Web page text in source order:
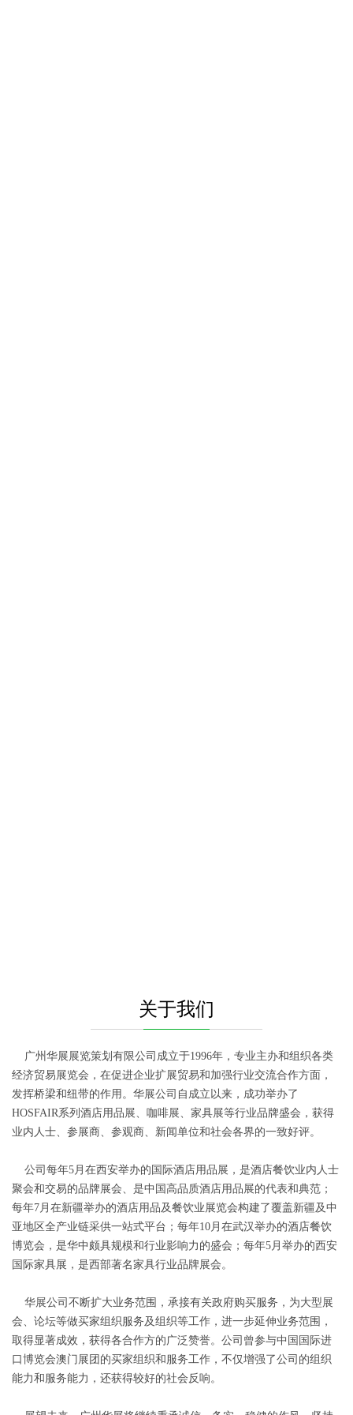
关于我们
广州华展展览策划有限公司成立于1996年，专业主办和组织各类
经济贸易展览会，在促进企业扩展贸易和加强行业交流合作方面，
发挥桥梁和纽带的作用。华展公司自成立以来，成功举办了
HOSFAIR系列酒店用品展、咖啡展、家具展等行业品牌盛会，获得
业内人士、参展商、参观商、新闻单位和社会各界的一致好评。
公司每年5月在西安举办的国际酒店用品展，是酒店餐饮业内人士
聚会和交易的品牌展会、是中国高品质酒店用品展的代表和典范；
每年7月在新疆举办的酒店用品及餐饮业展览会构建了覆盖新疆及中
亚地区全产业链采供一站式平台；每年10月在武汉举办的酒店餐饮
博览会，是华中颇具规模和行业影响力的盛会；每年5月举办的西安
国际家具展，是西部著名家具行业品牌展会。
华展公司不断扩大业务范围，承接有关政府购买服务，为大型展
会、论坛等做买家组织服务及组织等工作，进一步延伸业务范围，
取得显著成效，获得各合作方的广泛赞誉。公司曾参与中国国际进
口博览会澳门展团的买家组织和服务工作，不仅增强了公司的组织
能力和服务能力，还获得较好的社会反响。